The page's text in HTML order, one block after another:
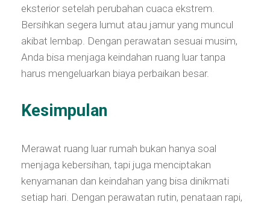
eksterior setelah perubahan cuaca ekstrem.
Bersihkan segera lumut atau jamur yang muncul
akibat lembap. Dengan perawatan sesuai musim,
Anda bisa menjaga keindahan ruang luar tanpa
harus mengeluarkan biaya perbaikan besar.
Kesimpulan
Merawat ruang luar rumah bukan hanya soal
menjaga kebersihan, tapi juga menciptakan
kenyamanan dan keindahan yang bisa dinikmati
setiap hari. Dengan perawatan rutin, penataan rapi,